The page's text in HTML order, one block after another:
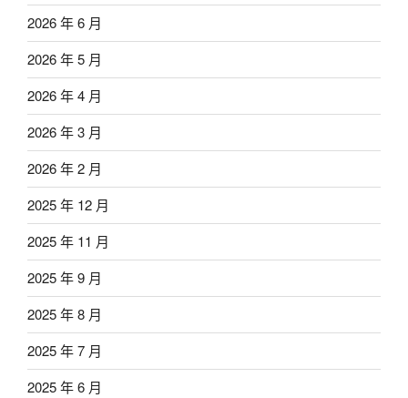
2026 年 6 月
2026 年 5 月
2026 年 4 月
2026 年 3 月
2026 年 2 月
2025 年 12 月
2025 年 11 月
2025 年 9 月
2025 年 8 月
2025 年 7 月
2025 年 6 月